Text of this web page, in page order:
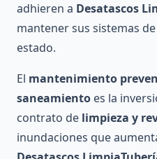
adhieren a Desatascos
mantener sus sistemas
estado.
El mantenimiento
saneamiento es la
contrato de limpieza y
inundaciones que